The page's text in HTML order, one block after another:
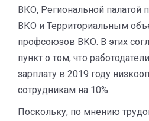
ВКО, Региональной палатой
ВКО и Территориальным
профсоюзов ВКО. В этих
пункт о том, что
зарплату в 2019 году
сотрудникам на 10%.
Поскольку, по мнению